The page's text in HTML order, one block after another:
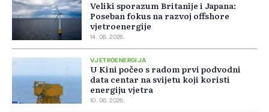
Veliki sporazum Britanije i Japana:
Poseban fokus na razvoj offshore
vjetroenergije
14. 06. 2026.
VJETROENERGIJA
U Kini počeo s radom prvi podvodni
data centar na svijetu koji koristi
energiju vjetra
10. 06. 2026.